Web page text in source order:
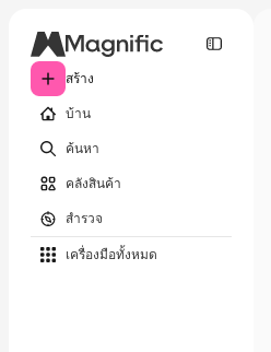
สร้าง
บ้าน
ค้นหา
คลังสินค้า
สำรวจ
เครื่องมือทั้งหมด